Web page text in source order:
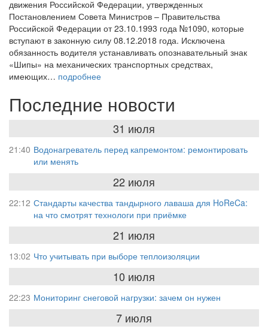
движения Российской Федерации, утвержденных
Постановлением Совета Министров – Правительства
Российской Федерации от 23.10.1993 года №1090, которые
вступают в законную силу 08.12.2018 года. Исключена
обязанность водителя устанавливать опознавательный знак
«Шипы» на механических транспортных средствах,
имеющих… подробнее
Последние новости
31 июля
21:40 Водонагреватель перед капремонтом: ремонтировать
или менять
22 июля
22:12 Стандарты качества тандырного лаваша для HoReCa:
на что смотрят технологи при приёмке
21 июля
13:02 Что учитывать при выборе теплоизоляции
10 июля
22:23 Мониторинг снеговой нагрузки: зачем он нужен
7 июля